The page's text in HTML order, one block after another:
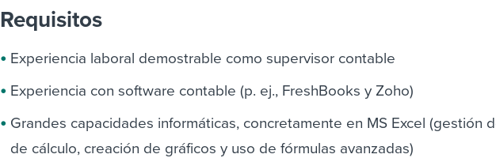
Requisitos
Experiencia laboral demostrable como supervisor contable
Experiencia con software contable (p. ej., FreshBooks y Zoho)
Grandes capacidades informáticas, concretamente en MS Excel (gestión
de cálculo, creación de gráficos y uso de fórmulas avanzadas)